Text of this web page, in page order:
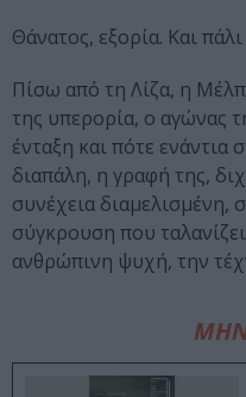
Θάνατος, εξορία. Και
Πίσω από τη Λίζα, η
της υπερορία, ο αγώνας
ένταξη και πότε ενάντια
διαπάλη, η γραφή της,
συνέχεια διαμελισμένη,
σύγκρουση που
ανθρώπινη ψυχή, την
ΜΗΝ